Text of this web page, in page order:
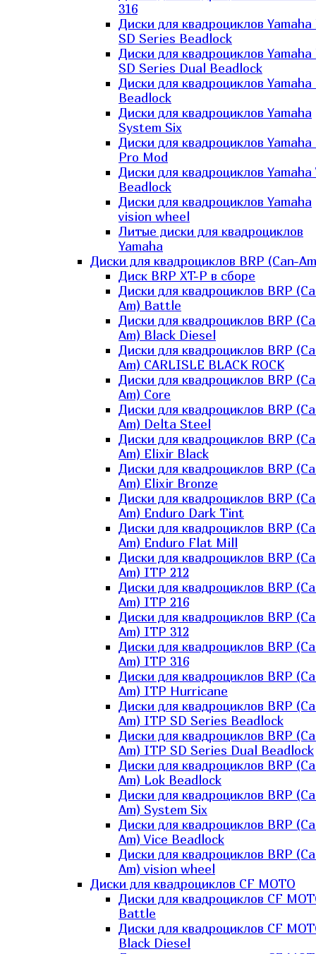
316
Диски для квадроциклов
SD Series Beadlock
Диски для квадроциклов
SD Series Dual Beadlock
Диски для квадроциклов Yamaha
Beadlock
Диски для квадроциклов Yamaha
System Six
Диски для квадроциклов Yamaha
Pro Mod
Диски для квадроциклов Yamaha
Beadlock
Диски для квадроциклов Yamaha
vision wheel
Литые диски для квадроциклов
Yamaha
Диски для квадроциклов BRP (Can-
Диск BRP XT-P в сборе
Диски для квадроциклов BRP
Am) Battle
Диски для квадроциклов BRP
Am) Black Diesel
Диски для квадроциклов BRP
Am) CARLISLE BLACK ROCK
Диски для квадроциклов BRP
Am) Core
Диски для квадроциклов BRP
Am) Delta Steel
Диски для квадроциклов BRP
Am) Elixir Black
Диски для квадроциклов BRP
Am) Elixir Bronze
Диски для квадроциклов BRP
Am) Enduro Dark Tint
Диски для квадроциклов BRP
Am) Enduro Flat Mill
Диски для квадроциклов BRP
Am) ITP 212
Диски для квадроциклов BRP
Am) ITP 216
Диски для квадроциклов BRP
Am) ITP 312
Диски для квадроциклов BRP
Am) ITP 316
Диски для квадроциклов BRP
Am) ITP Hurricane
Диски для квадроциклов BRP
Am) ITP SD Series Beadlock
Диски для квадроциклов BRP
Am) ITP SD Series Dual Beadlock
Диски для квадроциклов BRP
Am) Lok Beadlock
Диски для квадроциклов BRP
Am) System Six
Диски для квадроциклов BRP
Am) Vice Beadlock
Диски для квадроциклов BRP
Am) vision wheel
Диски для квадроциклов CF MOTO
Диски для квадроциклов CF
Battle
Диски для квадроциклов CF
Black Diesel